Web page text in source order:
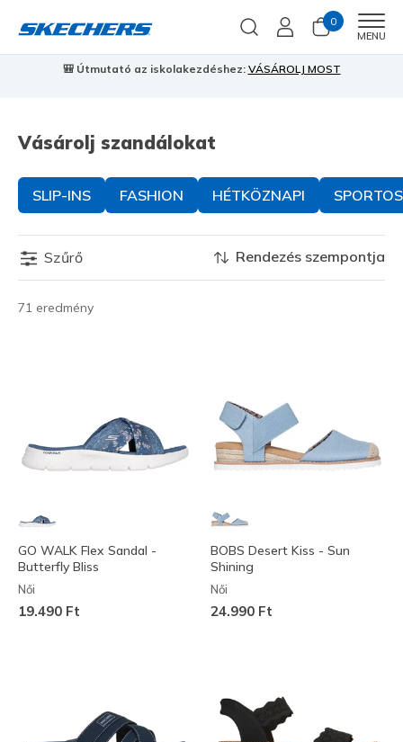
0
MENU
🎒 Útmutató az iskolakezdéshez: VÁSÁROLJ MOST
Vásárolj szandálokat
SLIP-INS FASHION HÉTKÖZNAPI SPORTOS
Szűrő
71 eredmény
Rendezés szempontja
GO WALK Flex Sandal -
Butterfly Bliss
Női
19.490 Ft
BOBS Desert Kiss - Sun
Shining
Női
24.990 Ft